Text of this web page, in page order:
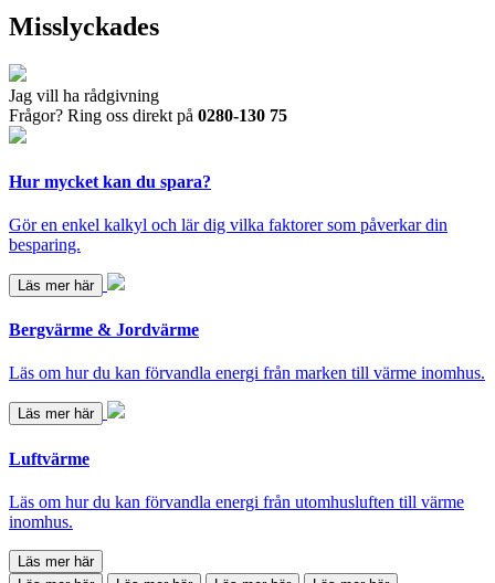
Misslyckades
Jag vill ha rådgivning
Frågor? Ring oss direkt på 0280-130 75
Hur mycket kan du spara?
Gör en enkel kalkyl och lär dig vilka faktorer som påverkar din
besparing.
Läs mer här
Bergvärme & Jordvärme
Läs om hur du kan förvandla energi från marken till värme inomhus.
Läs mer här
Luftvärme
Läs om hur du kan förvandla energi från utomhusluften till värme
inomhus.
Läs mer här